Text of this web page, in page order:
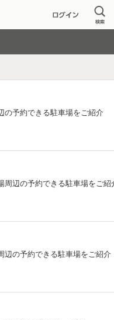
の予約できる駐車場をご紹介
周辺の予約できる駐車場をご紹
辺の予約できる駐車場をご紹介